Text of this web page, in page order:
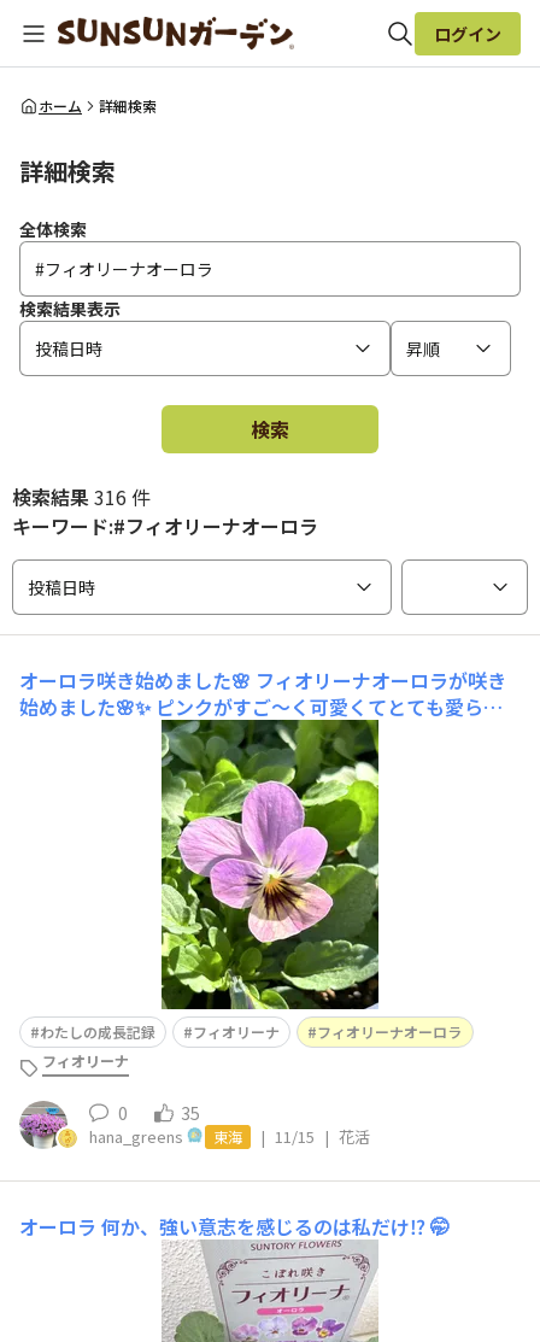
全体検索
ログイン
ホーム 詳細検索
詳細検索
全体検索
検索結果表示
投稿日時
昇順
検索
検索結果316 件
キーワード:#フィオリーナオーロラ
投稿日時
オーロラ咲き始めました🌸 フィオリーナオーロラが咲き
始めました🌸✨ ピンクがすご〜く可愛くてとても愛らし
わたしの成長記録 フィオリーナ
フィオリーナオーロラ
フィオリーナ
0 35
hana_greens 東海 | 11/15 | 花活
オーロラ 何か、強い意志を感じるのは私だけ⁉️ 🤭